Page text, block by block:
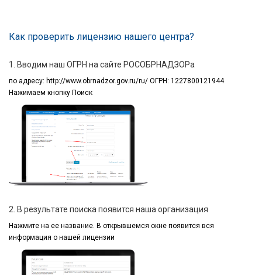
Как проверить лицензию нашего центра?
1. Вводим наш ОГРН на сайте РОСОБРНАДЗОРа
по адресу: http://www.obrnadzor.gov.ru/ru/ ОГРН: 1227800121944
Нажимаем кнопку Поиск
2. В результате поиска появится наша организация
Нажмите на ее название. В открывшемся окне появится вся
информация о нашей лицензии